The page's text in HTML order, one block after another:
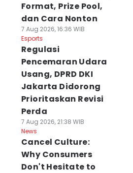
Format, Prize Pool,
dan Cara Nonton
7 Aug 2026, 16:36 WIB
Esports
Regulasi
Pencemaran Udara
Usang, DPRD DKI
Jakarta Didorong
Prioritaskan Revisi
Perda
7 Aug 2026, 21:38 WIB
News
Cancel Culture:
Why Consumers
Don't Hesitate to